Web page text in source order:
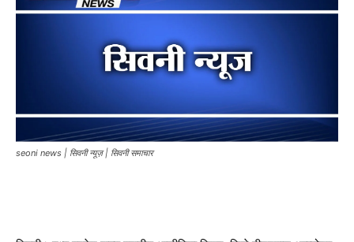
seoni news | सिवनी न्यूज़ | सिवनी समाचार